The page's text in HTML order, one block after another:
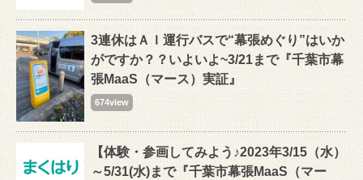
3連休はＡＩ運行バスで“幕張めぐり”はいか
がですか？？いよいよ~3/21まで『千葉市幕
張MaaS（マース）実証』
674view
【体験・参画してみよう♪2023年3/15（水）
～5/31(水)まで『千葉市幕張MaaS（マー